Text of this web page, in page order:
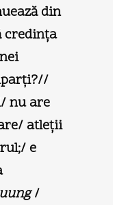
din
credinţa
nu are
atleţii
e
/